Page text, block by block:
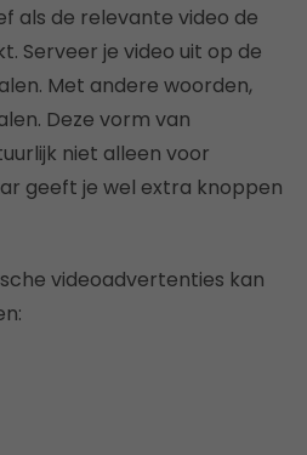
als de relevante video de
Serveer je video uit op de
Met andere woorden,
Deze vorm van
niet alleen voor
geeft je wel extra knoppen
videoadvertenties kan